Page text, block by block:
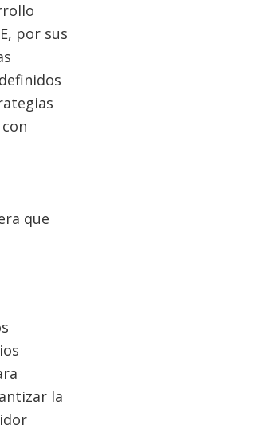
por sus
que
la